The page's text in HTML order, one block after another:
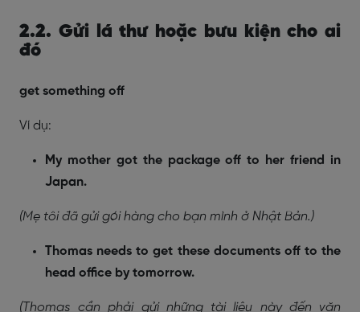
2.2. Gửi lá thư hoặc bưu kiện cho ai
đó
get something off
Ví dụ:
My mother got the package off to her friend in
Japan.
(Mẹ tôi đã gửi gói hàng cho bạn mình ở Nhật Bản.)
Thomas needs to get these documents off to the
head office by tomorrow.
(Thomas cần phải gửi những tài liệu này đến văn